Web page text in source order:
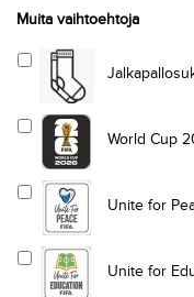
Muita vaihtoehtoja
World Cup
Unite for
Unite for